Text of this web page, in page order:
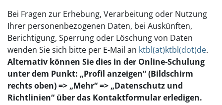
Bei Fragen zur Erhebung, Verarbeitung oder Nutzung
Ihrer personenbezogenen Daten, bei Auskünften,
Berichtigung, Sperrung oder Löschung von Daten
wenden Sie sich bitte per E-Mail an ktbl(at)ktbl(dot)de.
Alternativ können Sie dies in der Online-Schulung
unter dem Punkt: „Profil anzeigen“ (Bildschirm
rechts oben) => „Mehr“ => „Datenschutz und
Richtlinien“ über das Kontaktformular erledigen.